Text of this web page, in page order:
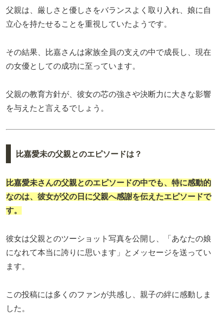
父親は、厳しさと優しさをバランスよく取り入れ、娘に自
立心を持たせることを重視していたようです。
その結果、比嘉さんは家族全員の支えの中で成長し、現在
の女優としての成功に至っています。
父親の教育方針が、彼女の芯の強さや決断力に大きな影響
を与えたと言えるでしょう。
比嘉愛未の父親とのエピソードは？
比嘉愛未さんの父親とのエピソードの中でも、特に感動的
なのは、彼女が父の日に父親へ感謝を伝えたエピソードで
す。
彼女は父親とのツーショット写真を公開し、「あなたの娘
になれて本当に誇りに思います」とメッセージを送ってい
ます。
この投稿には多くのファンが共感し、親子の絆に感動しま
した。